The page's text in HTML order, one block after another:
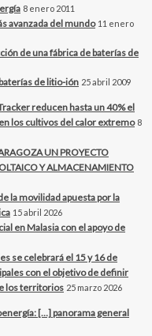
8 enero 2011
avanzada del mundo 11 enero
de litio-ión 25 abril 2009
reducen hasta un 40% el
los cultivos del calor extremo 8
UN PROYECTO
Y ALMACENAMIENTO
la movilidad apuesta por la
15 abril 2026
en Malasia con el apoyo de
se celebrará el 15 y 16 de
con el objetivo de definir
los territorios 25 marzo 2026
[…] panorama general